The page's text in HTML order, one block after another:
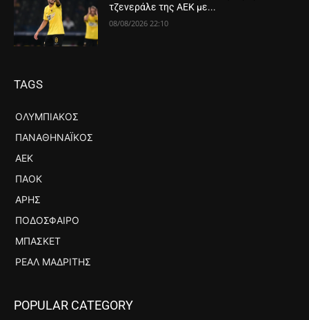
τζενεράλε της ΑΕΚ με...
08/08/2026 22:10
TAGS
ΟΛΥΜΠΙΑΚΌΣ
ΠΑΝΑΘΗΝΑΪΚΌΣ
ΑΕΚ
ΠΑΟΚ
ΆΡΗΣ
ΠΟΔΌΣΦΑΙΡΟ
ΜΠΆΣΚΕΤ
ΡΕΆΛ ΜΑΔΡΊΤΗΣ
POPULAR CATEGORY